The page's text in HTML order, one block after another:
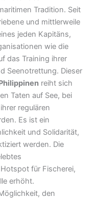
Tradition. Seit
und mittlerweile
jeden Kapitäns,
wie die
das Training ihrer
Seenotrettung. Dieser
reiht sich
Taten auf See, bei
regulären
Es ist ein
und Solidarität,
werden. Die
für Fischerei,
erhöht.
den